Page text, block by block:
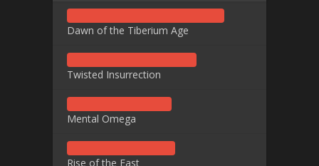
Dawn of the Tiberium Age
Twisted Insurrection
Mental Omega
Rise of the East